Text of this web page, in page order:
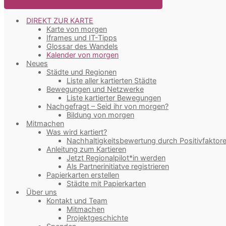
DIREKT ZUR KARTE
Karte von morgen
Iframes und IT-Tipps
Glossar des Wandels
Kalender von morgen
Neues
Städte und Regionen
Liste aller kartierten Städte
Bewegungen und Netzwerke
Liste kartierter Bewegungen
Nachgefragt – Seid ihr von morgen?
Bildung von morgen
Mitmachen
Was wird kartiert?
Nachhaltigkeitsbewertung durch
Anleitung zum Kartieren
Jetzt Regionalpilot*in werden
Als Partnerinitiatve registrieren
Papierkarten erstellen
Städte mit Papierkarten
Über uns
Kontakt und Team
Mitmachen
Projektgeschichte